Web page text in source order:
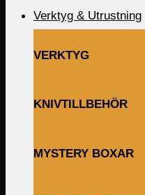
Verktyg & Utrustning
VERKTYG
KNIVTILLBEHÖR
MYSTERY BOXAR